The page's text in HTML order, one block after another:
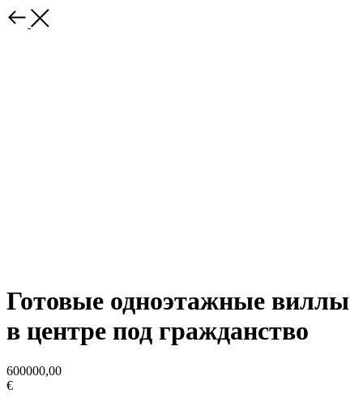
Готовые одноэтажные виллы
в центре под гражданство
600000,00
€